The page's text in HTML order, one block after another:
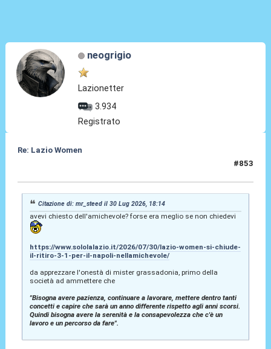
neogrigio
Lazionetter
3.934
Registrato
Re: Lazio Women
#853
Citazione di: mr_steed il 30 Lug 2026, 18:14
avevi chiesto dell'amichevole? forse era meglio se non chiedevi
https://www.sololalazio.it/2026/07/30/lazio-women-si-chiude-
il-ritiro-3-1-per-il-napoli-nellamichevole/
da apprezzare l'onestà di mister grassadonia, primo della
società ad ammettere che
"Bisogna avere pazienza, continuare a lavorare, mettere dentro tanti
concetti e capire che sarà un anno differente rispetto agli anni scorsi.
Quindi bisogna avere la serenità e la consapevolezza che c'è un
lavoro e un percorso da fare".